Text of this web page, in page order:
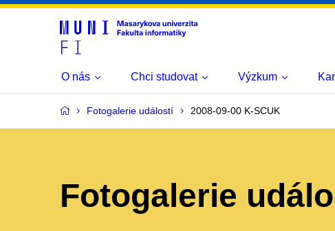
O nás Chci studovat Výzkum
Fotogalerie událostí 2008-09-00 K-SCUK
Fotogalerie